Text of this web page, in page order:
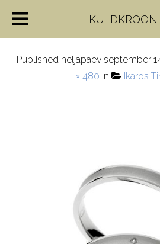
b3
Published neljapäev september
× 480 in Ikaros
KULDKROON